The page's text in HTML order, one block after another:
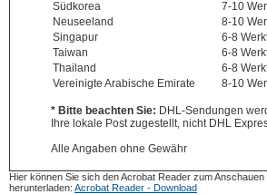
Südkorea
7-10
Neuseeland
8-10
Singapur
6-8
Taiwan
6-8
Thailand
6-8
Vereinigte Arabische Emirate
8-10
* Bitte beachten Sie: DHL-Sendungen
Ihre lokale Post zugestellt, nicht DHL
Alle Angaben ohne Gewähr
Hier können Sie sich den Acrobat Reader zum
herunterladen: Acrobat Reader - Download